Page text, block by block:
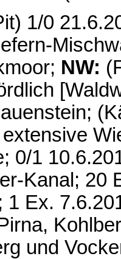
1/0
NW:
0/1
Kanal; 20
1 Ex.
und